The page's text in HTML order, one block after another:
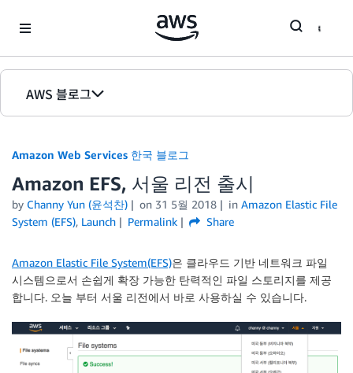
AWS 블로그
홈
에디션
Amazon Web Services 한국 블로그
Amazon EFS, 서울 리전 출시
by Channy Yun (윤석찬) on 31 5월 2018 in Amazon Elastic File
System (EFS), Launch Permalink Share
Amazon Elastic File System(EFS)은 클라우드 기반 네트워크 파일
시스템으로서 손쉽게 확장 가능한 탄력적인 파일 스토리지를 제공
합니다. 오늘 부터 서울 리전에서 바로 사용하실 수 있습니다.